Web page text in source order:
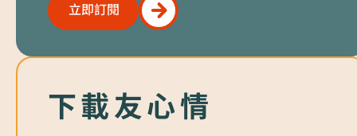
立即訂閱
立即訂閱
下載友心情